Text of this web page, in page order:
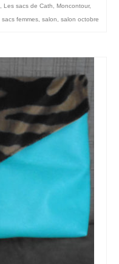
Les sacs de Cath Moncontour,
sacs femmes salon salon octobre